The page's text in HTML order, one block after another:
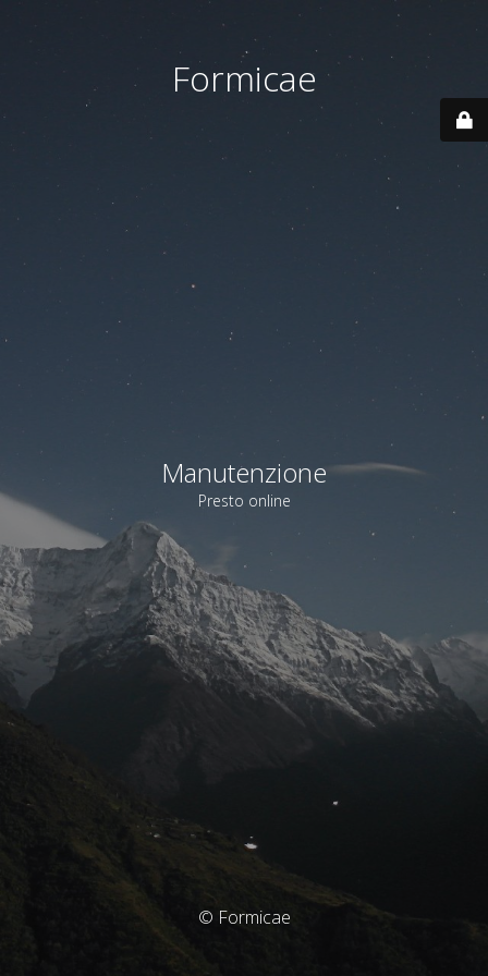
Formicae
Manutenzione
Presto online
© Formicae